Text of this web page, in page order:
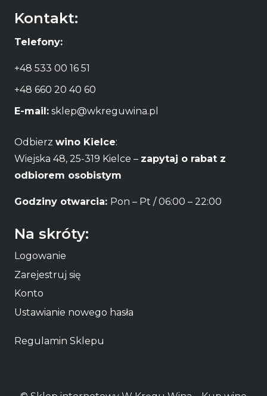
Kontakt:
Telefony:
+48 533 00 16 51
+48 660 20 40 60
E-mail: sklep@wkreguwina.pl
Odbierz wino Kielce:
Wiejska 48, 25-319 Kielce – zapytaj o rabat z
odbiorem osobistym
Godziny otwarcia: Pon – Pt / 06:00 – 22:00
Na skróty:
Logowanie
Zarejestruj się
Konto
Ustawianie nowego hasła
Regulamin Sklepu